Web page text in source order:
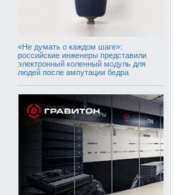
«Не думать о каждом шаге»:
российские инженеры представили
электронный коленный модуль для
людей после ампутации бедра